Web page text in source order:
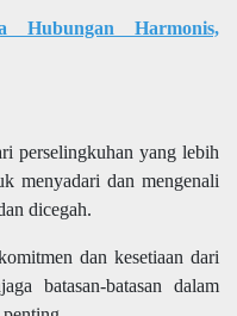
Hubungan Harmonis,
perselingkuhan yang lebih
menyadari dan mengenali
dicegah.
dan kesetiaan dari
batasan-batasan dalam